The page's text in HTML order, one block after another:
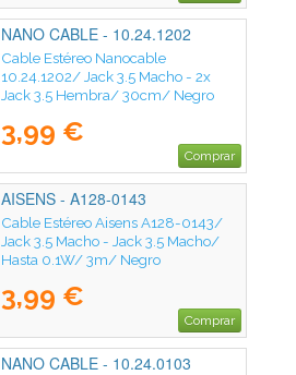
NANO CABLE - 10.24.1202
Cable Estéreo Nanocable
10.24.1202/ Jack 3.5 Macho - 2x
Jack 3.5 Hembra/ 30cm/ Negro
3,99 €
Comprar
AISENS - A128-0143
Cable Estéreo Aisens A128-0143/
Jack 3.5 Macho - Jack 3.5 Macho/
Hasta 0.1W/ 3m/ Negro
3,99 €
Comprar
NANO CABLE - 10.24.0103